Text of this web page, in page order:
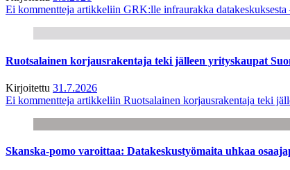
Ei kommentteja artikkeliin GRK:lle infraurakka datakeskuksesta
Ruotsalainen korjausrakentaja teki jälleen yrityskaupat
Kirjoitettu 31.7.2026
Ei kommentteja artikkeliin Ruotsalainen korjausrakentaja teki
Skanska-pomo varoittaa: Datakeskustyömaita uhkaa